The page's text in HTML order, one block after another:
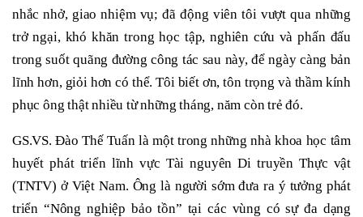
nhắc nhở, giao nhiệm vụ; đã động viên tôi vượt qua những
trở ngại, khó khăn trong học tập, nghiên cứu và phấn đấu
trong suốt quãng đường công tác sau này, để ngày càng bản
lĩnh hơn, giỏi hơn có thể. Tôi biết ơn, tôn trọng và thầm kính
phục ông thật nhiều từ những tháng, năm còn trẻ đó.
GS.VS. Đào Thế Tuấn là một trong những nhà khoa học tâm
huyết phát triển lĩnh vực Tài nguyên Di truyền Thực vật
(TNTV) ở Việt Nam. Ông là người sớm đưa ra ý tưởng phát
triển “Nông nghiệp bảo tồn” tại các vùng có sự đa dạng